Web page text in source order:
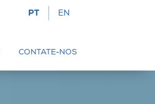
CONTATE-NOS